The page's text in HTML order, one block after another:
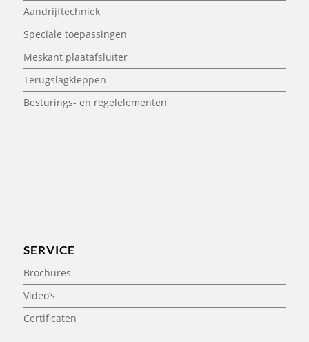
Aandrijftechniek
Speciale toepassingen
Meskant plaatafsluiter
Terugslagkleppen
Besturings- en regelelementen
SERVICE
Brochures
Video’s
Certificaten